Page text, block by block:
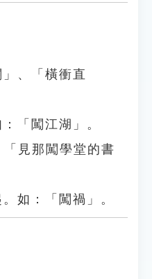
、「橫衝直
「闖江湖」。
「見那闖學堂的書
如：「闖禍」。